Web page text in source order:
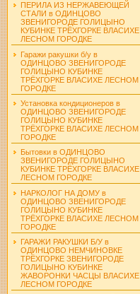
ПЕРИЛА ИЗ НЕРЖАВЕЮЩЕЙ
СТАЛИ в ОДИНЦОВО
ЗВЕНИГОРОДЕ ГОЛИЦЫНО
КУБИНКЕ ТРЁХГОРКЕ ВЛАСИХЕ
ЛЕСНОМ ГОРОДКЕ
Гаражи ракушки б/у в
ОДИНЦОВО ЗВЕНИГОРОДЕ
ГОЛИЦЫНО КУБИНКЕ
ТРЁХГОРКЕ ВЛАСИХЕ ЛЕСНОМ
ГОРОДКЕ
Установка кондиционеров в
ОДИНЦОВО ЗВЕНИГОРОДЕ
ГОЛИЦЫНО КУБИНКЕ
ТРЁХГОРКЕ ВЛАСИХЕ ЛЕСНОМ
ГОРОДКЕ
Бытовки в ОДИНЦОВО
ЗВЕНИГОРОДЕ ГОЛИЦЫНО
КУБИНКЕ ТРЁХГОРКЕ ВЛАСИХЕ
ЛЕСНОМ ГОРОДКЕ
НАРКОЛОГ НА ДОМУ в
ОДИНЦОВО ЗВЕНИГОРОДЕ
ГОЛИЦЫНО КУБИНКЕ
ТРЁХГОРКЕ ВЛАСИХЕ ЛЕСНОМ
ГОРОДКЕ
ГАРАЖИ РАКУШКИ Б/У в
ОДИНЦОВО НЕМЧИНОВКЕ
ТРЁХГОРКЕ ЗВЕНИГОРОДЕ
ГОЛИЦЫНО КУБИНКЕ
ЖАВОРОНКИ ЧАСЦЫ ВЛАСИХЕ
ЛЕСНОМ ГОРОДКЕ